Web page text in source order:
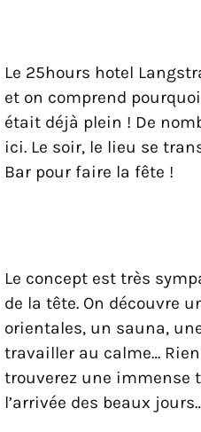
Le 25hours hotel
et on comprend
était déjà plein ! De
ici. Le soir, le lieu se
Bar pour faire la fête !
Le concept est très
de la tête. On découvre
orientales, un sauna,
travailler au calme…
trouverez une immense
l’arrivée des beaux